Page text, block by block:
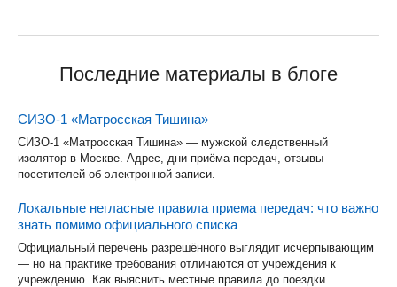
Последние материалы в блоге
СИЗО-1 «Матросская Тишина»
СИЗО-1 «Матросская Тишина» — мужской следственный
изолятор в Москве. Адрес, дни приёма передач, отзывы
посетителей об электронной записи.
Локальные негласные правила приема передач: что важно
знать помимо официального списка
Официальный перечень разрешённого выглядит исчерпывающим
— но на практике требования отличаются от учреждения к
учреждению. Как выяснить местные правила до поездки.